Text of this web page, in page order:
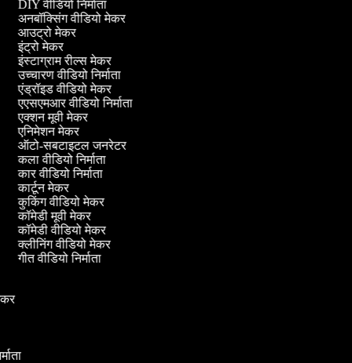
DIY वीडियो निर्माता
अनबॉक्सिंग वीडियो मेकर
आउट्रो मेकर
इंट्रो मेकर
इंस्टाग्राम रील्स मेकर
उच्चारण वीडियो निर्माता
एंड्रॉइड वीडियो मेकर
एएसएमआर वीडियो निर्माता
एक्शन मूवी मेकर
एनिमेशन मेकर
ऑटो-सबटाइटल जनरेटर
कला वीडियो निर्माता
कार वीडियो निर्माता
कार्टून मेकर
कुकिंग वीडियो मेकर
कॉमेडी मूवी मेकर
कॉमेडी वीडियो मेकर
क्लीनिंग वीडियो मेकर
गीत वीडियो निर्माता